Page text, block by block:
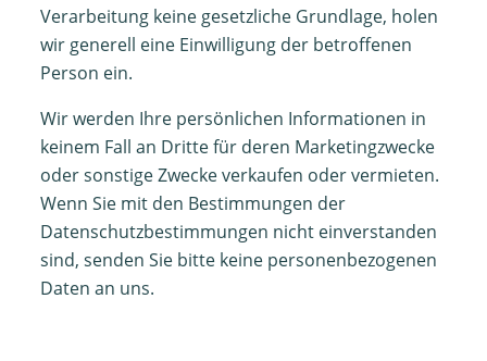
Verarbeitung keine gesetzliche Grundlage, holen
wir generell eine Einwilligung der betroffenen
Person ein.
Wir werden Ihre persönlichen Informationen in
keinem Fall an Dritte für deren Marketingzwecke
oder sonstige Zwecke verkaufen oder vermieten.
Wenn Sie mit den Bestimmungen der
Datenschutzbestimmungen nicht einverstanden
sind, senden Sie bitte keine personenbezogenen
Daten an uns.